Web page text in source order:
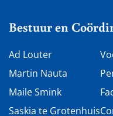
Bestuur en
Ad Louter
Martin Nauta
Maile Smink
Saskia te Grotenhuis